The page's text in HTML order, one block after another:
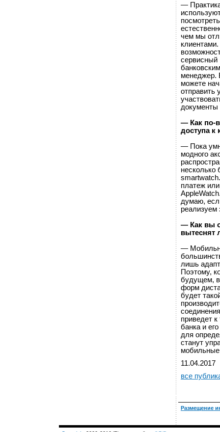
—
чем мы
сервисный
менеджер.
можете
отправить
документы
— Как по-
доступа к
— Пока
модного
несколько
платеж
думаю,
реализуем
— Как вы
вытеснят
—
лишь
Поэтому,
будущем,
форм
будет
приведет к
банка и
для
станут
11.04.2017
все
Размещение